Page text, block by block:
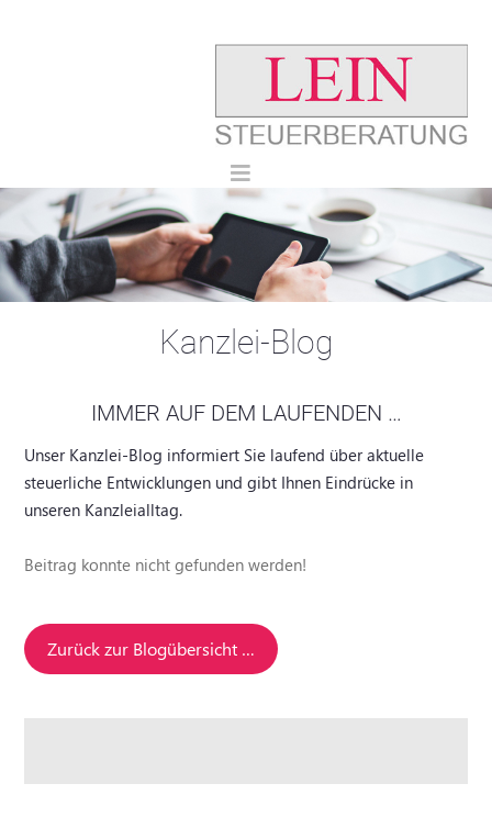
Kanzlei-Blog
IMMER AUF DEM LAUFENDEN …
Unser Kanzlei-Blog informiert Sie laufend über aktuelle
steuerliche Entwicklungen und gibt Ihnen Eindrücke in
unseren Kanzleialltag.
Beitrag konnte nicht gefunden werden!
Zurück zur Blogübersicht …